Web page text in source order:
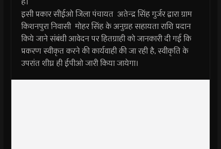
इसी प्रकार सीईओ जिला पंचायत अतेन्द्र सिंह गुर्जर द्वारा ग्राम
किशनपुरा निवासी मोहर सिंह के अनुग्रह सहायता राशि प्रदान
किये जाने संबंधी आवेदन पर हितग्राही को जानकारी दी गई कि
प्रकरण स्वीकृत करने की कार्यवाही की जा रही है, स्वीकृति के
उपरांत शीघ्र ही ईपीओ जारी किया जायेगा।